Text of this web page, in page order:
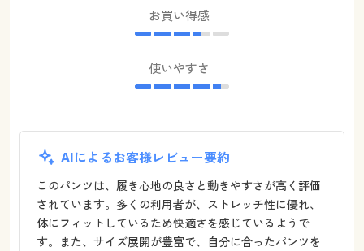
お買い得感
使いやすさ
AIによるお客様レビュー要約
このパンツは、履き心地の良さと動きやすさが高く評価
されています。多くの利用者が、ストレッチ性に優れ、
体にフィットしているため快適さを感じているようで
す。また、サイズ展開が豊富で、自分に合ったパンツを